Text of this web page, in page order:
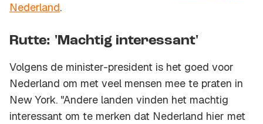
Nederland.
Rutte: 'Machtig interessant'
Volgens de minister-president is het goed voor
Nederland om met veel mensen mee te praten in
New York. "Andere landen vinden het machtig
interessant om te merken dat Nederland hier met